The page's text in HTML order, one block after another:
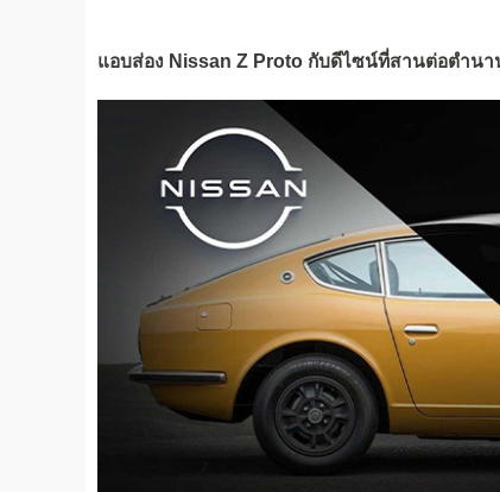
แอบส่อง Nissan Z Proto กับดีไซน์ที่สานต่อตำน